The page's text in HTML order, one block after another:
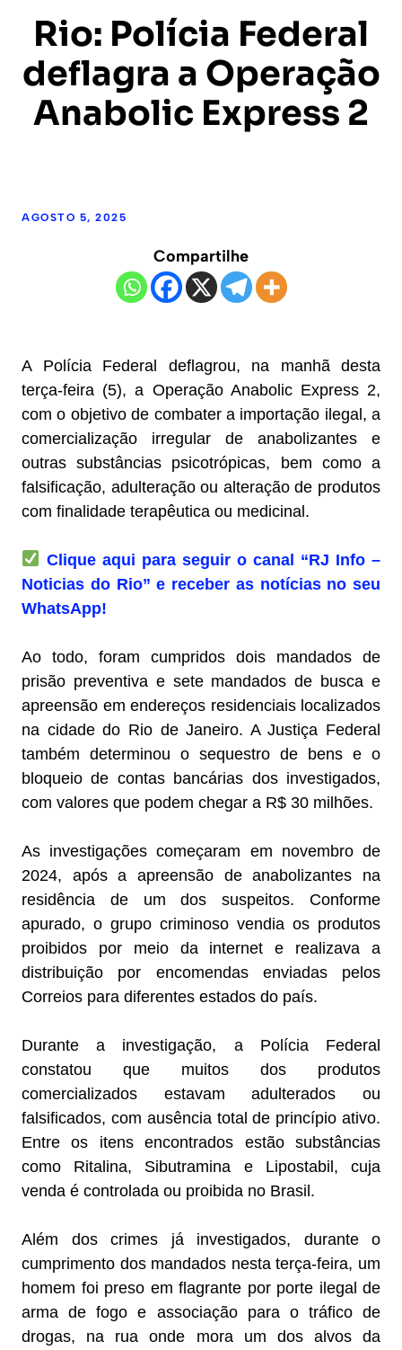
Rio: Polícia Federal
deflagra a Operação
Anabolic Express 2
AGOSTO 5, 2025
Compartilhe
A Polícia Federal deflagrou, na manhã desta
terça-feira (5), a Operação Anabolic Express 2,
com o objetivo de combater a importação ilegal, a
comercialização irregular de anabolizantes e
outras substâncias psicotrópicas, bem como a
falsificação, adulteração ou alteração de produtos
com finalidade terapêutica ou medicinal.
Clique aqui para seguir o canal “RJ Info –
Noticias do Rio” e receber as notícias no seu
WhatsApp!
Ao todo, foram cumpridos dois mandados de
prisão preventiva e sete mandados de busca e
apreensão em endereços residenciais localizados
na cidade do Rio de Janeiro. A Justiça Federal
também determinou o sequestro de bens e o
bloqueio de contas bancárias dos investigados,
com valores que podem chegar a R$ 30 milhões.
As investigações começaram em novembro de
2024, após a apreensão de anabolizantes na
residência de um dos suspeitos. Conforme
apurado, o grupo criminoso vendia os produtos
proibidos por meio da internet e realizava a
distribuição por encomendas enviadas pelos
Correios para diferentes estados do país.
Durante a investigação, a Polícia Federal
constatou que muitos dos produtos
comercializados estavam adulterados ou
falsificados, com ausência total de princípio ativo.
Entre os itens encontrados estão substâncias
como Ritalina, Sibutramina e Lipostabil, cuja
venda é controlada ou proibida no Brasil.
Além dos crimes já investigados, durante o
cumprimento dos mandados nesta terça-feira, um
homem foi preso em flagrante por porte ilegal de
arma de fogo e associação para o tráfico de
drogas, na rua onde mora um dos alvos da